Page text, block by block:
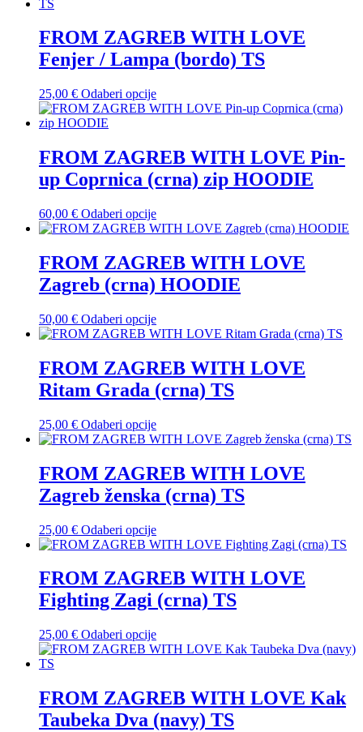
varijanti.
Opcije
se
odabrati
na
FROM ZAGREB WITH LOVE
Fenjer / Lampa (bordo) TS
25,00 € Odaberi opcijeOvaj
proizvod
varijanti.
Opcije
se
odabrati
na
stranici
proizvoda
FROM ZAGREB WITH LOVE Pin-
up Coprnica (crna) zip HOODIE
60,00 € Odaberi opcijeOvaj
proizvod
više
varijanti.
Opcije
mogu
odabrati
na
stranici
proizvoda
FROM ZAGREB WITH LOVE
Zagreb (crna) HOODIE
50,00 € Odaberi opcijeOvaj
proizvod
više
varijanti.
Opcije
mogu
odabrati
na
stranici
proizvoda
FROM ZAGREB WITH LOVE
Ritam Grada (crna) TS
25,00 € Odaberi opcijeOvaj
proizvod
više
varijanti.
Opcije
mogu
odabrati
na
stranici
proizvoda
FROM ZAGREB WITH LOVE
Zagreb ženska (crna) TS
25,00 € Odaberi opcijeOvaj
proizvod
više
varijanti.
Opcije
mogu
odabrati
proizvoda
FROM ZAGREB WITH LOVE
Fighting Zagi (crna) TS
25,00 € Odaberi opcijeOvaj
proizvod
varijanti.
Opcije
se
FROM ZAGREB WITH LOVE Kak
Taubeka Dva (navy) TS